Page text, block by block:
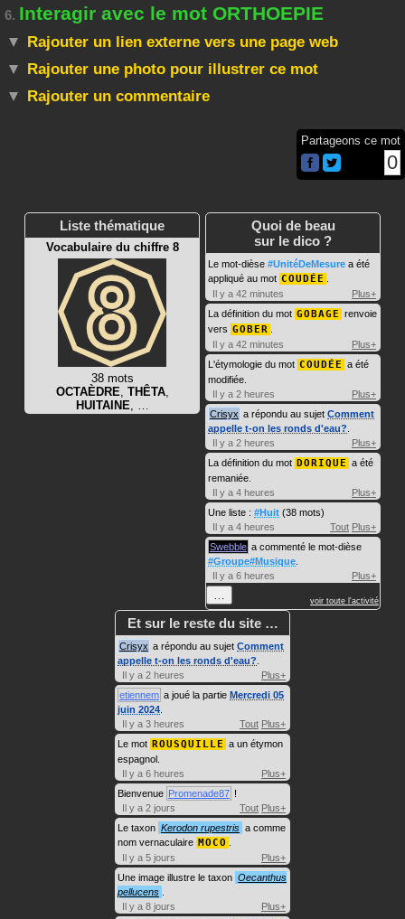
6. Interagir avec le mot ORTHOEPIE
Rajouter un lien externe vers une page web
Rajouter une photo pour illustrer ce mot
Rajouter un commentaire
Partageons ce mot
0
Liste thématique
Vocabulaire du chiffre 8
38 mots
OCTAÈDRE, THÊTA,
HUITAINE, …
Quoi de beau
sur le dico ?
Le mot-dièse #UnitéDeMesure a été
appliqué au mot COUDÉE
Il y a 42 minutes
Plus+
La définition du mot GOBAGE renvoie
vers GOBER
Il y a 42 minutes
Plus+
L'étymologie du mot COUDÉE a été
modifiée.
Il y a 2 heures
Plus+
Crisyx a répondu au sujet Comment
appelle t-on les ronds d'eau?
Il y a 2 heures
Plus+
La définition du mot DORIQUE a été
remaniée.
Il y a 4 heures
Plus+
Une liste : #Huit (38 mots)
Il y a 4 heures
Tout Plus+
Swebble a commenté le mot-dièse
#Groupe#Musique
Il y a 6 heures
Plus+
… voir toute l'activité
Et sur le reste du site …
Crisyx a répondu au sujet Comment
appelle t-on les ronds d'eau?
Il y a 2 heures
Plus+
etiennem a joué la partie Mercredi 05
juin 2024
Il y a 3 heures
Tout Plus+
Le mot ROUSQUILLE a un étymon
espagnol.
Il y a 6 heures
Plus+
Bienvenue Promenade87 !
Il y a 2 jours
Tout Plus+
Le taxon Kerodon rupestris a comme
nom vernaculaire MOCO
Il y a 5 jours
Plus+
Une image illustre le taxon Oecanthus
pellucens
Il y a 8 jours
Plus+